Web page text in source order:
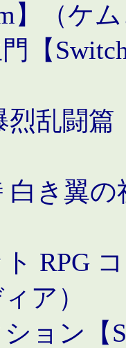
】（ケ
【
烈乱闘篇
白き翼
RPG
ア）
ョン【